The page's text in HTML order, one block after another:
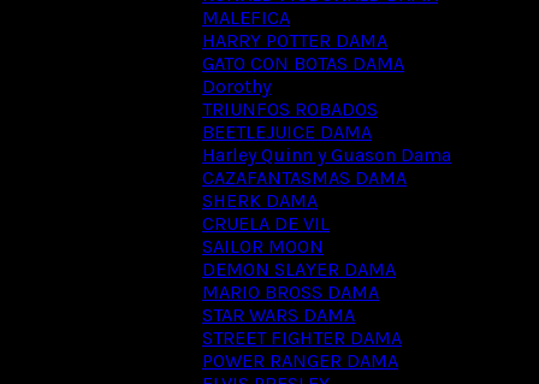
MALEFICA
HARRY POTTER DAMA
GATO CON BOTAS DAMA
Dorothy
TRIUNFOS ROBADOS
BEETLEJUICE DAMA
Harley Quinn y Guason Dama
CAZAFANTASMAS DAMA
SHERK DAMA
CRUELA DE VIL
SAILOR MOON
DEMON SLAYER DAMA
MARIO BROSS DAMA
STAR WARS DAMA
STREET FIGHTER DAMA
POWER RANGER DAMA